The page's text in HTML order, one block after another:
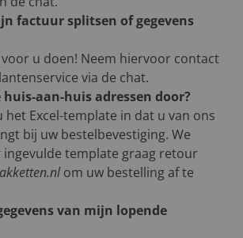
factuur splitsen of gegevens
u doen! Neem hiervoor contact
via de chat.
huis-aan-huis adressen door?
Excel-template in dat u van ons
bij uw bestelbevestiging. We
template graag retour
om uw bestelling af te
van mijn lopende